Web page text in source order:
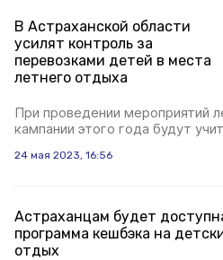
В Астраханской области
усилят контроль за
перевозками детей в места
летнего отдыха
При проведении мероприятий
кампании этого года будут
24 мая 2023, 16:56
Астраханцам будет
программа кешбэка на
отдых